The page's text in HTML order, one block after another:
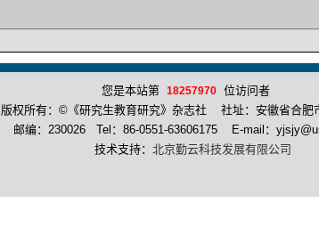
您是本站第 18257970位访问者
版权所有：©《研究生教育研究》杂志社 社址：安徽省合肥
邮编：230026 Tel：86-0551-63606175 E-mail：
技术支持： 北京勤云科技发展有限公司